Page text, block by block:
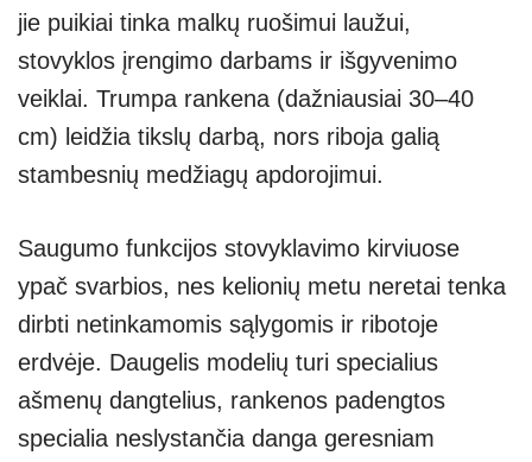
jie puikiai tinka malkų ruošimui laužui,
stovyklos įrengimo darbams ir išgyvenimo
veiklai. Trumpa rankena (dažniausiai 30–40
cm) leidžia tikslų darbą, nors riboja galią
stambesnių medžiagų apdorojimui.
Saugumo funkcijos stovyklavimo kirviuose
ypač svarbios, nes kelionių metu neretai tenka
dirbti netinkamomis sąlygomis ir ribotoje
erdvėje. Daugelis modelių turi specialius
ašmenų dangtelius, rankenos padengtos
specialia neslystančia danga geresniam